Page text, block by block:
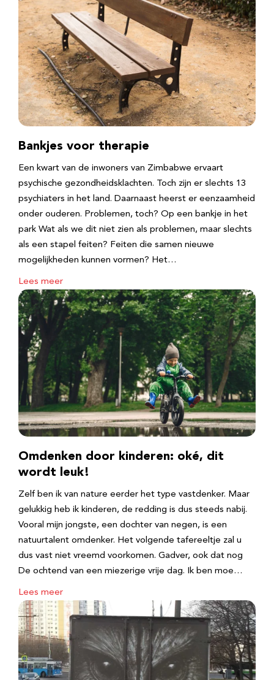
Bankjes voor therapie
Een kwart van de inwoners van Zimbabwe ervaart
psychische gezondheidsklachten. Toch zijn er slechts 13
psychiaters in het land. Daarnaast heerst er eenzaamheid
onder ouderen. Problemen, toch? Op een bankje in het
park Wat als we dit niet zien als problemen, maar slechts
als een stapel feiten? Feiten die samen nieuwe
mogelijkheden kunnen vormen? Het…
Lees meer
Omdenken door kinderen: oké, dit
wordt leuk!
Zelf ben ik van nature eerder het type vastdenker. Maar
gelukkig heb ik kinderen, de redding is dus steeds nabij.
Vooral mijn jongste, een dochter van negen, is een
natuurtalent omdenker. Het volgende tafereeltje zal u
dus vast niet vreemd voorkomen. Gadver, ook dat nog
De ochtend van een miezerige vrije dag. Ik ben moe…
Lees meer